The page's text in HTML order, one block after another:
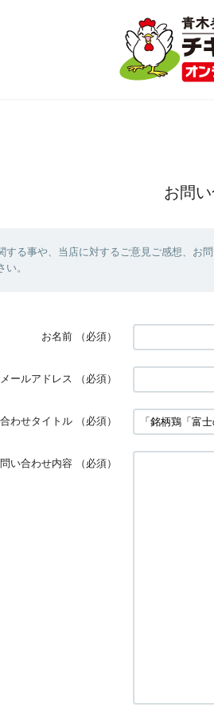
お問
する事や、当店に対するご意見ご感想、お
い。
お名前 （必須）
メールアドレス （必須）
わせタイトル （必須）
い合わせ内容 （必須）